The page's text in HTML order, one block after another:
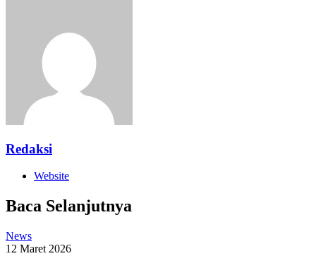
Redaksi
Website
Baca Selanjutnya
News
12 Maret 2026